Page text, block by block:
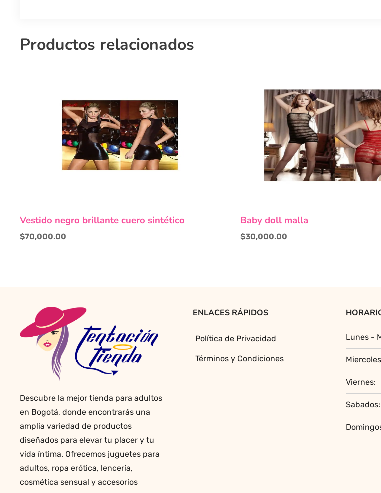
Productos relacionados
Vestido negro brillante cuero sintético
$70,000.00
producto
tiene
múltiples
elegir
la
de
Baby doll malla
$30,000.00
Descubre la mejor tienda para adultos
en Bogotá, donde encontrarás una
amplia variedad de productos
diseñados para elevar tu placer y tu
vida íntima. Ofrecemos juguetes para
adultos, ropa erótica, lencería,
cosmética sensual y accesorios
ENLACES RÁPIDOS
Política de Privacidad
Términos y Condiciones
Lunes -
Viernes:
Sabados: